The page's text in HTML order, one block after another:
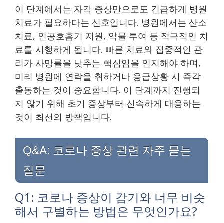
이 단계에서는 자각 증상만으로도 긴급하게 병원
치료가 필요하다는 신호입니다. 병원에서는 산소
치료, 인공호흡기 지원, 약물 투여 등 적극적인 치
료를 시행하게 됩니다. 빠른 치료와 집중적인 관
리가 사망률을 낮추는 핵심임을 인지해야 하며,
미리 병원에 연락을 취하거나 응급상황 시 즉각
출동하는 것이 중요합니다. 이 단계까지 진행되
지 않기 위해 초기 증상부터 신속하게 대응하는
것이 최선의 방책입니다.
Q&A: 코로나 증상 관련 자주 묻는
질문
Q1: 코로나 증상이 감기와 너무 비슷
해서 구별하는 방법은 무엇인가요?